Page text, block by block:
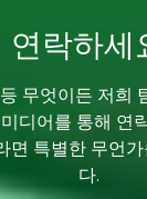
연락하세
무엇이든 저희
디어를 통해 연
면 특별한 무언
다.